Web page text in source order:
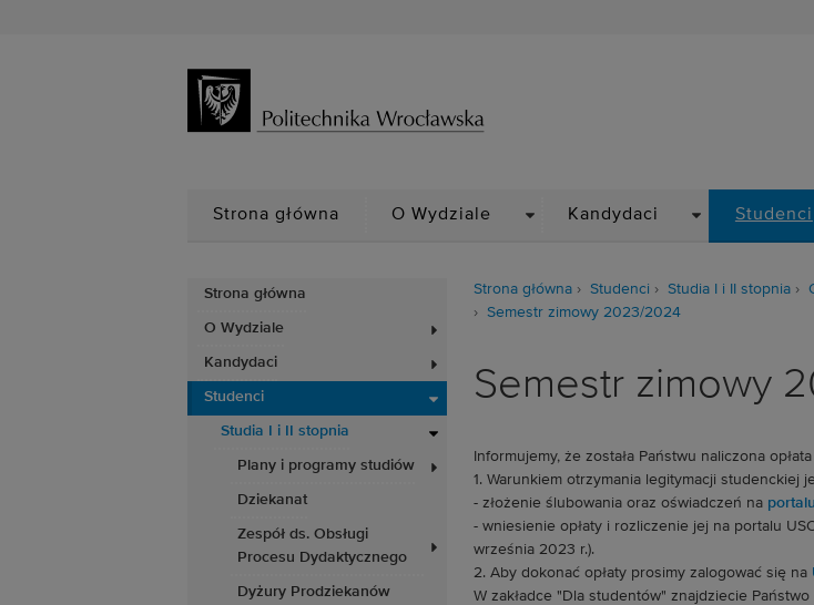
Wydział
Strona główna O Wydziale Kandydaci Studenci
Strona główna
O Wydziale
Kandydaci
Studenci
Studia I i II stopnia
Plany i programy studiów
Dziekanat
Zespół ds. Obsługi
Procesu Dydaktycznego
Dyżury Prodziekanów
Strona główna Studenci Studia I i II stopnia
Semestr zimowy 2023/2024
Semestr zimowy
Informujemy, że została Państwu naliczona
1. Warunkiem otrzymania legitymacji studenckiej
- złożenie ślubowania oraz oświadczeń na
- wniesienie opłaty i rozliczenie jej na portalu
września 2023 r.).
2. Aby dokonać opłaty prosimy zalogować się na
W zakładce "Dla studentów" znajdziecie